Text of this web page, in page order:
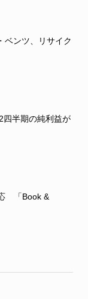
ベンツ、リサイク
四半期の純利益が
「Book &